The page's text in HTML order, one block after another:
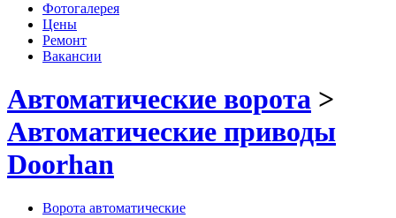
Фотогалерея
Цены
Ремонт
Вакансии
Автоматические ворота >
Автоматические приводы
Doorhan
Ворота автоматические